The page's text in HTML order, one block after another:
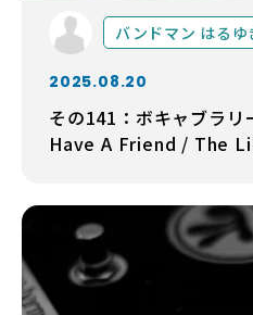
バンドマン はるゆ
2025.08.20
その141：ボキャブラ
Have A Friend / The